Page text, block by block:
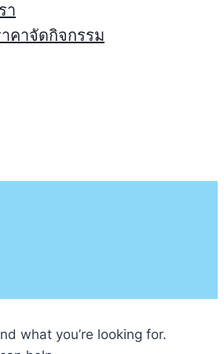
า
คาจัดกิจกรรม
what you’re looking for.